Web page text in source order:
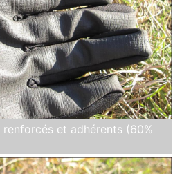
et adhérents (60%